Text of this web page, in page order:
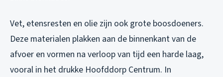
Vet, etensresten en olie zijn ook grote boosdoeners.
Deze materialen plakken aan de binnenkant van de
afvoer en vormen na verloop van tijd een harde laag,
vooral in het drukke Hoofddorp Centrum. In